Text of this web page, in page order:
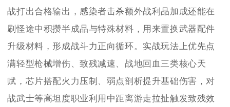
战打出合格输出，感染者击杀额外战利品加成还能在
刷怪途中积攒半成品与特殊材料，用来置换武器配件
升级材料，形成战斗力正向循环。实战玩法上优先点
满轻型枪械增伤、致残减速、战地回血三类核心天
赋，芯片搭配火力压制、弱点剖析提升基础伤害，对
战武士等高坦度职业利用中距离游走拉扯触发致残效